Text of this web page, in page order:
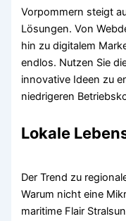
Vorpommern steigt
Lösungen. Von
hin zu digitalem
endlos. Nutzen Sie
innovative Ideen zu
niedrigeren
Lokale
Der Trend zu
Warum nicht eine
maritime Flair